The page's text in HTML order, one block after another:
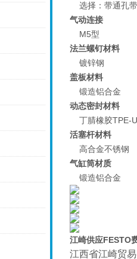
选择：带通孔
气动连接
M5型
法兰螺钉材料
镀锌钢
盖板材料
锻造铝合金
动态密封材料
丁腈橡胶TPE-
活塞杆材料
高合金不锈钢
气缸筒材质
锻造铝合金
江崎供应FESTO
江西省江崎贸